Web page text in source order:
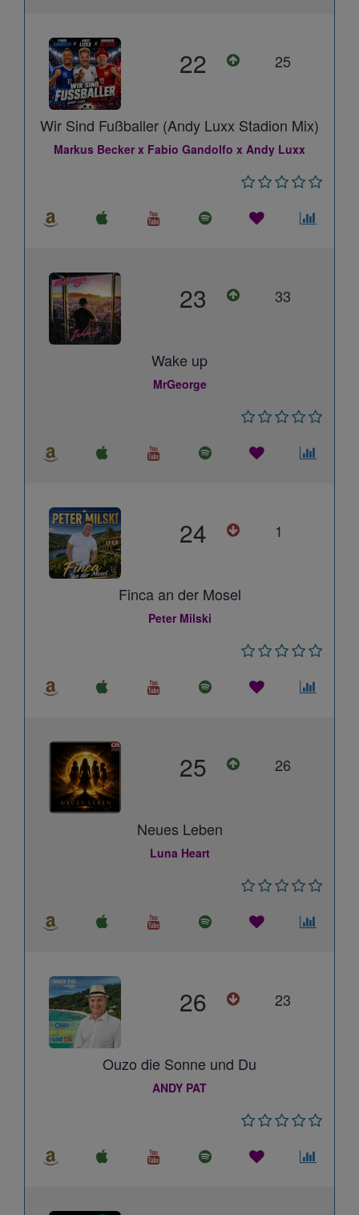
22 25
Wir Sind Fußballer (Andy Luxx Stadion Mix)
Markus Becker x Fabio Gandolfo x Andy Luxx
23 33
Wake up
MrGeorge
24 1
Finca an der Mosel
Peter Milski
25 26
Neues Leben
Luna Heart
26 23
Ouzo die Sonne und Du
ANDY PAT